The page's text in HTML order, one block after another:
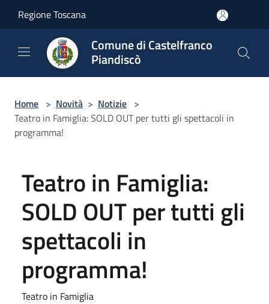
Regione Toscana
Comune di Castelfranco
Piandiscò
Home > Novità > Notizie >
Teatro in Famiglia: SOLD OUT per tutti gli spettacoli in
programma!
Teatro in Famiglia:
SOLD OUT per tutti gli
spettacoli in
programma!
Teatro in Famiglia